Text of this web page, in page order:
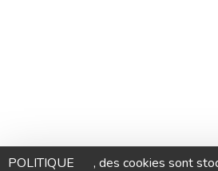
POLITIQUE , des cookies sont